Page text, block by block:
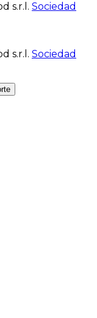
s.r.l. Sociedad
s.r.l. Sociedad